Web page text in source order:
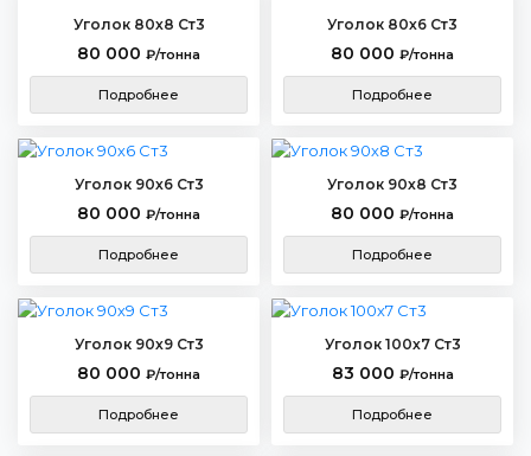
Уголок 80х8 Ст3
80 000 ₽/тонна
Подробнее
Уголок 80х6 Ст3
80 000 ₽/тонна
Подробнее
Уголок 90х6 Ст3
80 000 ₽/тонна
Подробнее
Уголок 90х8 Ст3
80 000 ₽/тонна
Подробнее
Уголок 90х9 Ст3
80 000 ₽/тонна
Подробнее
Уголок 100х7 Ст3
83 000 ₽/тонна
Подробнее